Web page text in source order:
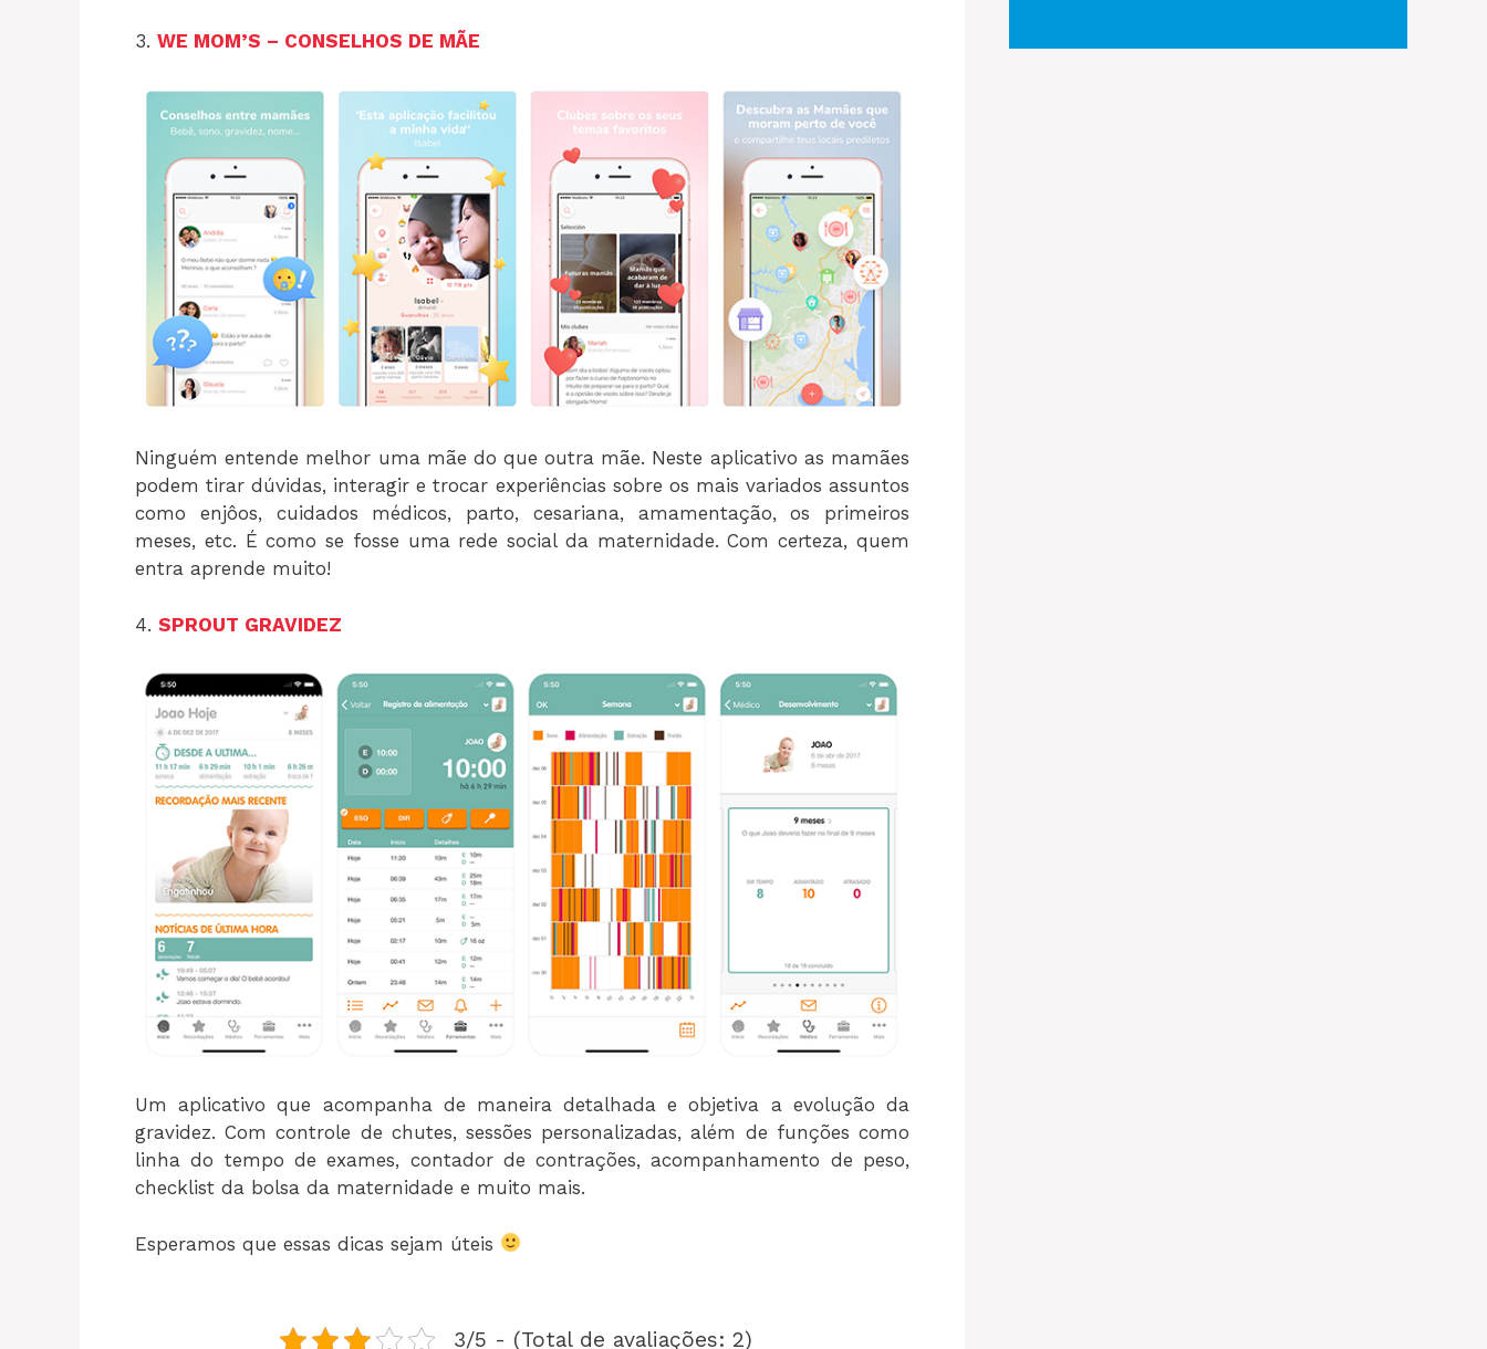
3. WE MOM’S – CONSELHOS DE MÃE
Ninguém entende melhor uma mãe do que outra mãe. Neste aplicativo as mamães
podem tirar dúvidas, interagir e trocar experiências sobre os mais variados assuntos
como enjôos, cuidados médicos, parto, cesariana, amamentação, os primeiros
meses, etc. É como se fosse uma rede social da maternidade. Com certeza, quem
entra aprende muito!
4. SPROUT GRAVIDEZ
Um aplicativo que acompanha de maneira detalhada e objetiva a evolução da
gravidez. Com controle de chutes, sessões personalizadas, além de funções como
linha do tempo de exames, contador de contrações, acompanhamento de peso,
checklist da bolsa da maternidade e muito mais.
Esperamos que essas dicas sejam úteis
3/5 - (Total de avaliações: 2)